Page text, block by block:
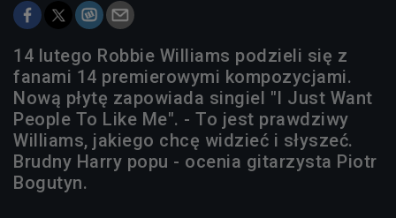
14 lutego Robbie Williams podzieli się z
fanami 14 premierowymi kompozycjami.
Nową płytę zapowiada singiel "I Just Want
People To Like Me". - To jest prawdziwy
Williams, jakiego chcę widzieć i słyszeć.
Brudny Harry popu - ocenia gitarzysta Piotr
Bogutyn.